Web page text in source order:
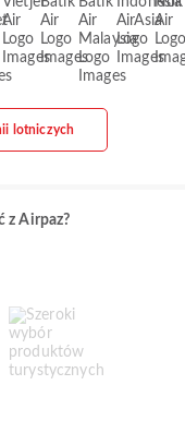
lotniczych
z Airpaz?